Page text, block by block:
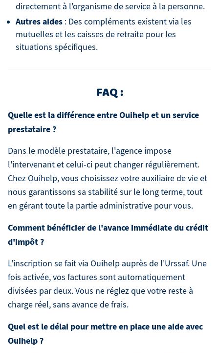
directement à l'organisme de service à la personne.
Autres aides : Des compléments existent via les
mutuelles et les caisses de retraite pour les
situations spécifiques.
FAQ :
Quelle est la différence entre Ouihelp et un service
prestataire ?
Dans le modèle prestataire, l'agence impose
l'intervenant et celui-ci peut changer régulièrement.
Chez Ouihelp, vous choisissez votre auxiliaire de vie et
nous garantissons sa stabilité sur le long terme, tout
en gérant toute la partie administrative pour vous.
Comment bénéficier de l'avance immédiate du crédit
d'impôt ?
L'inscription se fait via Ouihelp auprès de l'Urssaf. Une
fois activée, vos factures sont automatiquement
divisées par deux. Vous ne réglez que votre reste à
charge réel, sans avance de frais.
Quel est le délai pour mettre en place une aide avec
Ouihelp ?